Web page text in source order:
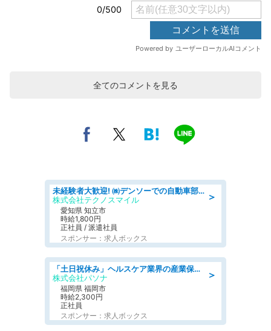
全てのコメントを見る
＞
未経験者大歓迎! ㈱デンソーでの自動車部品の組立作業 denso aichi
株式会社テクノスマイル
愛知県 知立市
時給1,800円
正社員 / 派遣社員
スポンサー：求人ボックス
＞
「土日祝休み」ヘルスケア業界の産業保健師/高時給/未経験OK/要資格:保健師、正看護師
株式会社パソナ
福岡県 福岡市
時給2,300円
正社員
スポンサー：求人ボックス